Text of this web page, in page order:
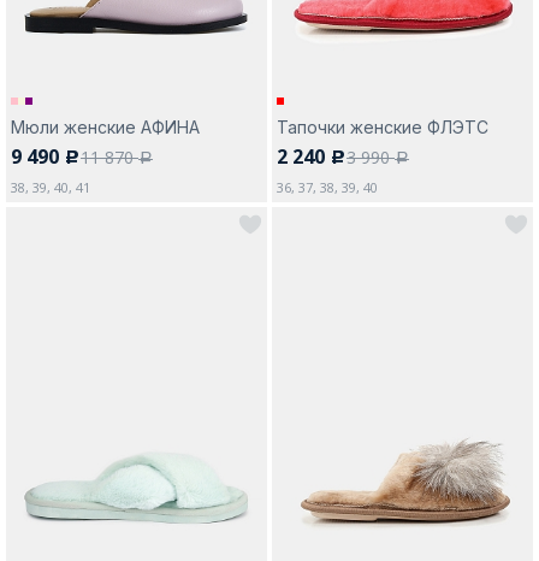
Мюли женские АФИНА
9 490 c11 870a
38, 39, 40, 41
Тапочки женские ФЛЭТС
2 240 c3 990a
36, 37, 38, 39, 40